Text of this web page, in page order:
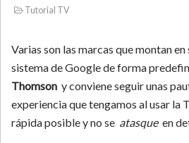
Tutorial TV
Varias son las marcas que montan
sistema de Google de forma
Thomson y conviene seguir unas
experiencia que tengamos al usar la
rápida posible y no se atasqueen